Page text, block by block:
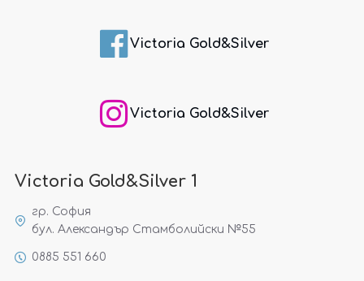
Victoria Gold&Silver
Victoria Gold&Silver
Victoria Gold&Silver 1
гр. София
бул. Александър Стамболийски №55
0885 551 660